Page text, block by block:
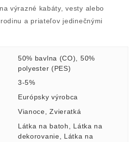
výrazné kabáty, vesty alebo
a priateľov jedinečnými
50% bavlna (CO)
50%
polyester (PES)
3-5%
Európsky výrobca
Vianoce ,Zvieratká
Látka na batoh
Látka na
dekorovanie
Látka na